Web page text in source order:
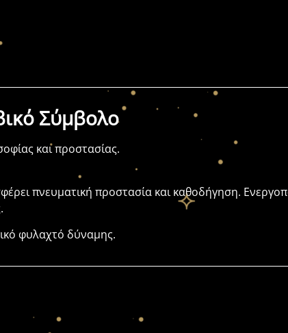
Σύμβολο
και προστασίας.
πνευματική προστασία και καθοδήγηση.
φυλαχτό δύναμης.